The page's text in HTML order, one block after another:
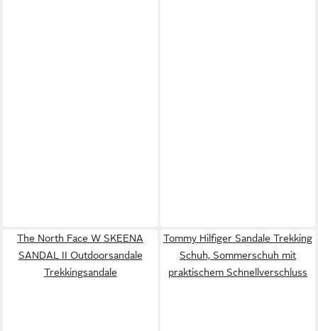
The North Face W SKEENA
SANDAL II Outdoorsandale
Trekkingsandale
Tommy Hilfiger Sandale Trekking
Schuh, Sommerschuh mit
praktischem Schnellverschluss